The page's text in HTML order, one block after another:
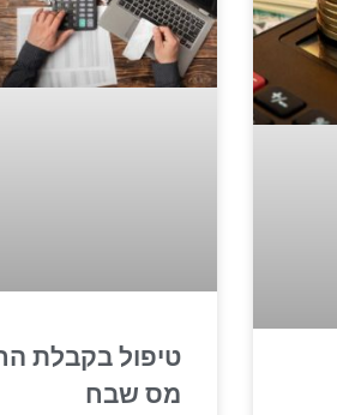
טיפול בקבלת
מס שבח